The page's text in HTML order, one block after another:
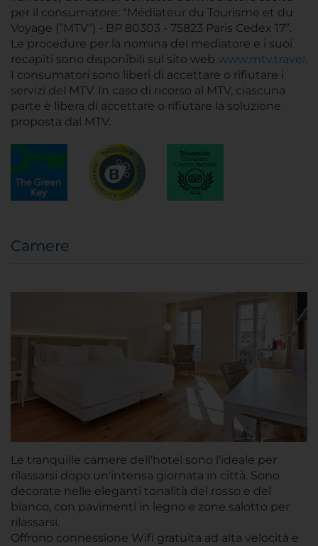
per il consumatore: “Médiateur du Tourisme et du
Voyage (”MTV“) - BP 80303 - 75823 Paris Cedex 17”.
Le procedure per la nomina del mediatore e i suoi
recapiti sono disponibili sul sito web www.mtv.travel .
I consumatori sono liberi di accettare o rifiutare i
servizi del MTV. In caso di ricorso al MTV, ciascuna
parte è libera di accettare o rifiutare la soluzione
proposta dal MTV.
Camere
Le tranquille camere dell'hotel sono l'ideale per
rilassarsi dopo un'intensa giornata in città. Sono
decorate nelle eleganti tonalità del rosso e del
bianco, con pavimenti in legno e zone salotto per
rilassarsi.
Offrono connessione Wifi gratuita ad alta velocità e